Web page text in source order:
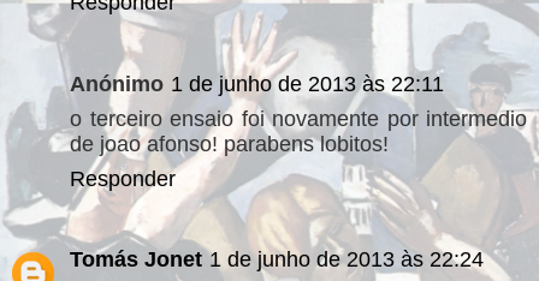
Anónimo 1 de junho de 2013 às 22:11
o terceiro ensaio foi novamente por intermedio
de joao afonso! parabens lobitos!
Responder
Tomás Jonet 1 de junho de 2013 às 22:24